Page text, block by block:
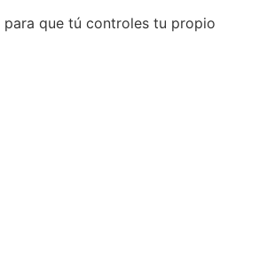
que tú controles tu propio